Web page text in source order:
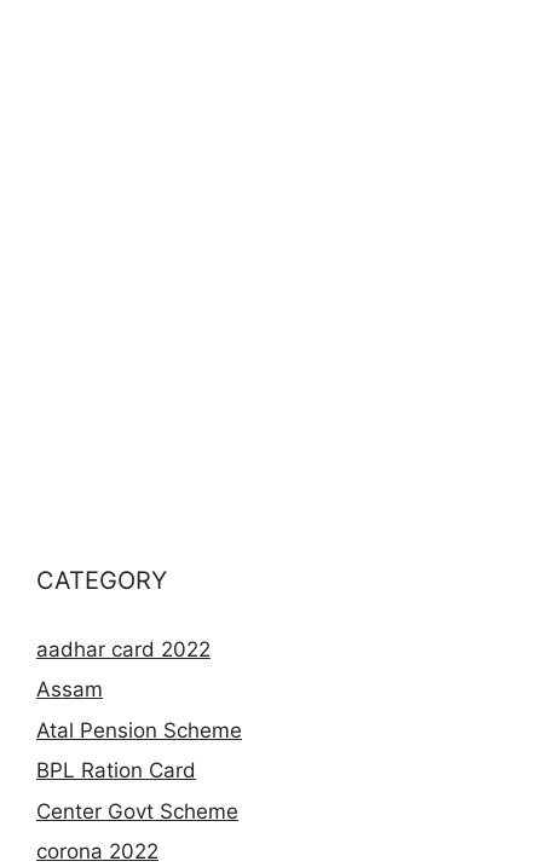
CATEGORY
aadhar card 2022
Assam
Atal Pension Scheme
BPL Ration Card
Center Govt Scheme
corona 2022